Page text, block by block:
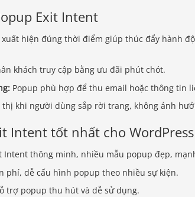
Exit Intent
xuất hiện đúng thời điểm giúp thúc đẩy hành
khách truy cập bằng ưu đãi phút chót.
Popup phù hợp để thu email hoặc thông tin
thị khi người dùng sắp rời trang, không ảnh
Intent tốt nhất cho WordPress
Intent thông minh, nhiều mẫu popup đẹp,
phí, dễ cấu hình popup theo nhiều sự kiện.
trợ popup thu hút và dễ sử dụng.